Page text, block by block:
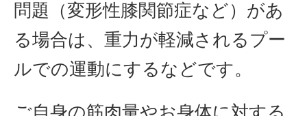
問題（変形性膝関節症など）があ
る場合は、重力が軽減されるプー
ルでの運動にするなどです。
ご自身の筋肉量やお身体に対する